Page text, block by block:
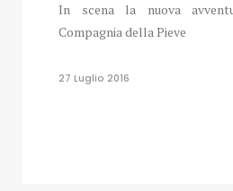
In scena la nuova
Compagnia della Pieve
27 Luglio 2016